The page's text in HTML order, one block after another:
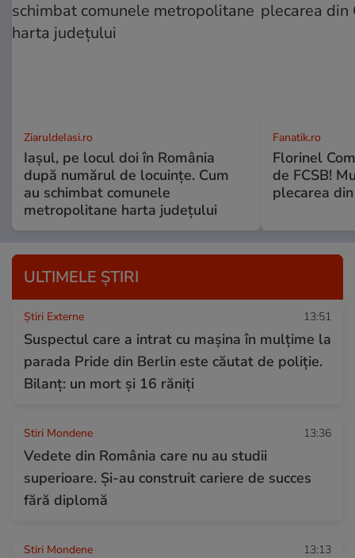
ZiaruldeIasi.ro
Iașul, pe locul doi în România
după numărul de locuințe. Cum
au schimbat comunele
metropolitane harta județului
Fanatik.ro
Florinel
de FCSB!
plecarea
ULTIMELE ȘTIRI
Știri Externe 13:51
Suspectul care a intrat cu mașina în mulțime la
parada Pride din Berlin este căutat de poliție.
Bilanț: un mort și 16 răniți
Stiri Mondene 13:36
Vedete din România care nu au studii
superioare. Și-au construit cariere de succes
fără diplomă
Stiri Mondene 13:13